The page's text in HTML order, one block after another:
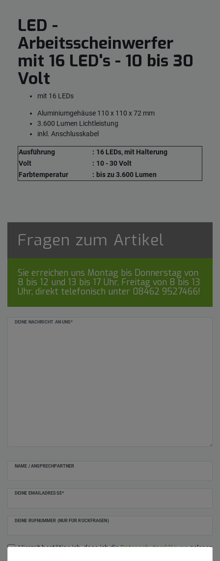
LED -
Arbeitsscheinwerfer
mit 16 LED's - 10 bis 30
Volt
mit 16 LEDs
Aluminiumgehäuse 110 x 110 x 72 mm
3.600 Lumen Lichtleistung
inkl. Anschlusskabel
Ausführung : 16 LEDs, mit Halterung
Volt
: 10 - 30 Volt
Farbtemperatur
: bis zu 3.600 Lumen
Fragen zum Artikel
Sie erreichen uns Montag bis Donnerstag von
8 bis 12 und 13 bis 17 Uhr, Freitag von 8 bis 13
Uhr, direkt telefonisch unter 08462 9527466!
DEINE NACHRICHT AN UNS*
NAME / ANSPRECHPARTNER
DEINE EMAILADRESSE*
DEINE RUFNUMMER (NUR FÜR RÜCKFRAGEN)
Hiermit bestätige ich, dass ich dieDaten­schutz­erklärunggelesen
Ceres::Template.mailFormHoneypotLabel